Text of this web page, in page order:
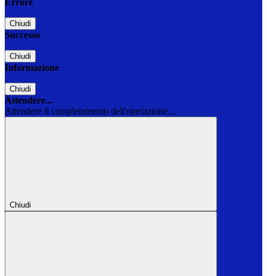
Errore
Chiudi
Successo
Chiudi
Informazione
Chiudi
Attendere...
Attendere il completamento dell'operazione...
Chiudi